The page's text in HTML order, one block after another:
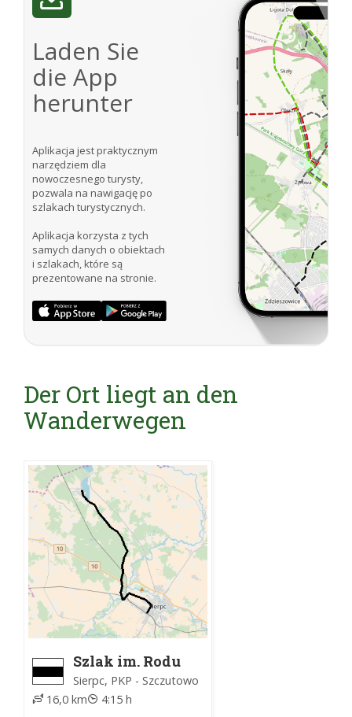
Laden Sie
die App
herunter
Aplikacja jest praktycznym
narzędziem dla
nowoczesnego turysty,
pozwala na nawigację po
szlakach turystycznych.
Aplikacja korzysta z tych
samych danych o obiektach
i szlakach, które są
prezentowane na stronie.
Der Ort liegt an den
Wanderwegen
Szlak im. Rodu
Sieprskich
Sierpc, PKP - Szczutowo
16,0 km
4:15 h